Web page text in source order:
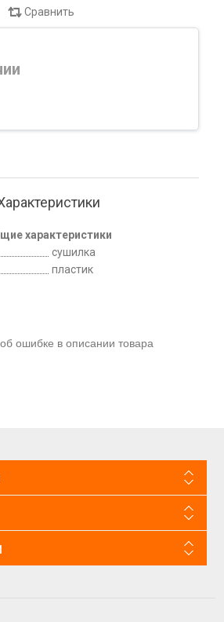
Сравнить
характеристики
сушилка
пластик
ошибке в описании товара